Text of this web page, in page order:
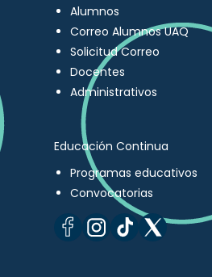
Alumnos
Correo Alumnos UAQ
Solicitud Correo
Docentes
Administrativos
Educación Continua
Programas educativos
Convocatorias